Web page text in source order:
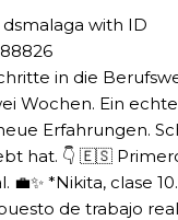
with ID